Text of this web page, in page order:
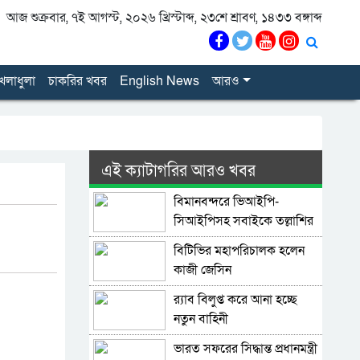
আজ শুক্রবার, ৭ই আগস্ট, ২০২৬ খ্রিস্টাব্দ, ২৩শে শ্রাবণ, ১৪৩৩ বঙ্গাব্দ
চাকরির খবর English News আরও
এই ক্যাটাগরির আরও খবর
বিমানবন্দরে ভিআইপি-
সিআইপিসহ সবাইকে তল্লাশির
নির্দেশ
বিটিভির মহাপরিচালক হলেন
কাজী জেসিন
র‍্যাব বিলুপ্ত করে আনা হচ্ছে
নতুন বাহিনী
ভারত সফরের সিদ্ধান্ত প্রধানমন্ত্রী